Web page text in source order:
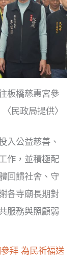
板橋慈惠宮參
民政局提供〉
入公益慈善、
作，並積極配
回饋社會、守
各寺廟長期對
服務與照顧弱
拜 為民祈福送